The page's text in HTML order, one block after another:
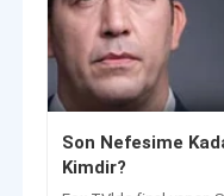
Son Nefesime
Kimdir?